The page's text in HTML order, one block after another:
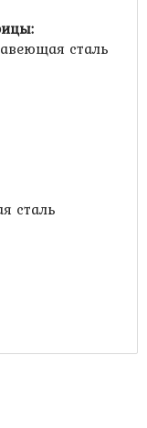
сталь
сталь